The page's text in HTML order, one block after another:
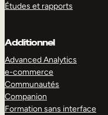
Études et rapports
Additionnel
Advanced Analytics
e-commerce
Communautés
Companion
Formation sans interface